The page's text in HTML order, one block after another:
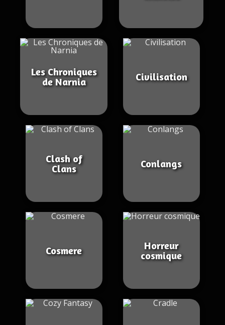
Les Chroniques
de Narnia
Civilisation
Clash of
Clans
Conlangs
Cosmere
Horreur
cosmique